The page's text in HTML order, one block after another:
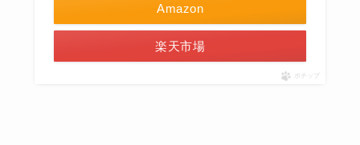
Amazon
楽天市場
ポチップ